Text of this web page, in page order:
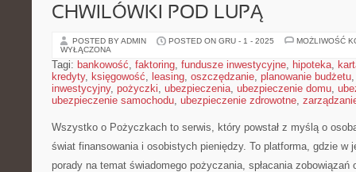
CHWILÓWKI POD LUPĄ
POSTED BY ADMIN POSTED ON GRU - 1 - 2025
MOŻLIWOŚĆ
WYŁĄCZONA
Tagi: bankowość, faktoring, fundusze inwestycyjne, hipoteka,
kredyty, księgowość, leasing, oszczędzanie, planowanie budżetu
inwestycyjny, pożyczki, ubezpieczenia, ubezpieczenie domu,
ubezpieczenie samochodu, ubezpieczenie zdrowotne,
Wszystko o Pożyczkach to serwis, który powstał z myślą o
świat finansowania i osobistych pieniędzy. To platforma, gdzie w
porady na temat świadomego pożyczania, spłacania zobowiązań